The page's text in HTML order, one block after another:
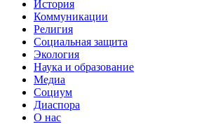
История
Коммуникации
Религия
Социальная защита
Экология
Наука и образование
Медиа
Социум
Диаспора
О нас